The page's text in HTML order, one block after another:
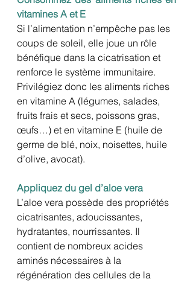
vitamines A et E
Si l’alimentation n’empêche pas les
coups de soleil, elle joue un rôle
bénéfique dans la cicatrisation et
renforce le système immunitaire.
Privilégiez donc les aliments riches
en vitamine A (légumes, salades,
fruits frais et secs, poissons gras,
œufs…) et en vitamine E (huile de
germe de blé, noix, noisettes, huile
d’olive, avocat).
Appliquez du gel d’aloe vera
L’aloe vera possède des propriétés
cicatrisantes, adoucissantes,
hydratantes, nourrissantes. Il
contient de nombreux acides
aminés nécessaires à la
régénération des cellules de la